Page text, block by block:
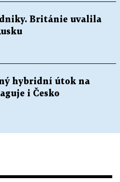
Británie uvalila
hybridní útok na
i Česko